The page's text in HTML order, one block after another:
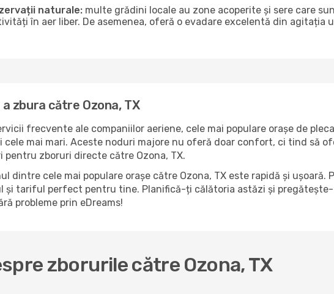
naturale: multe grădini locale au zone acoperite și sere care
în aer liber. De asemenea, oferă o evadare excelentă din agitația
zbura către Ozona, TX
frecvente ale companiilor aeriene, cele mai populare orașe de
cele mai mari. Aceste noduri majore nu oferă doar confort, ci tind să
zboruri directe către Ozona, TX.
dintre cele mai populare orașe către Ozona, TX este rapidă și ușoară.
și tariful perfect pentru tine. Planifică-ți călătoria astăzi și pregătește-
probleme prin eDreams!
zborurile către Ozona, TX